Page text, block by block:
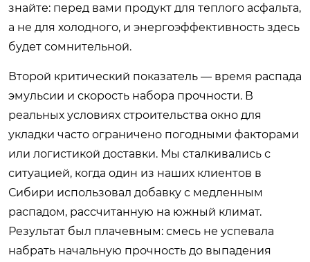
знайте: перед вами продукт для теплого асфальта,
а не для холодного, и энергоэффективность здесь
будет сомнительной.
Второй критический показатель — время распада
эмульсии и скорость набора прочности. В
реальных условиях строительства окно для
укладки часто ограничено погодными факторами
или логистикой доставки. Мы сталкивались с
ситуацией, когда один из наших клиентов в
Сибири использовал добавку с медленным
распадом, рассчитанную на южный климат.
Результат был плачевным: смесь не успевала
набрать начальную прочность до выпадения